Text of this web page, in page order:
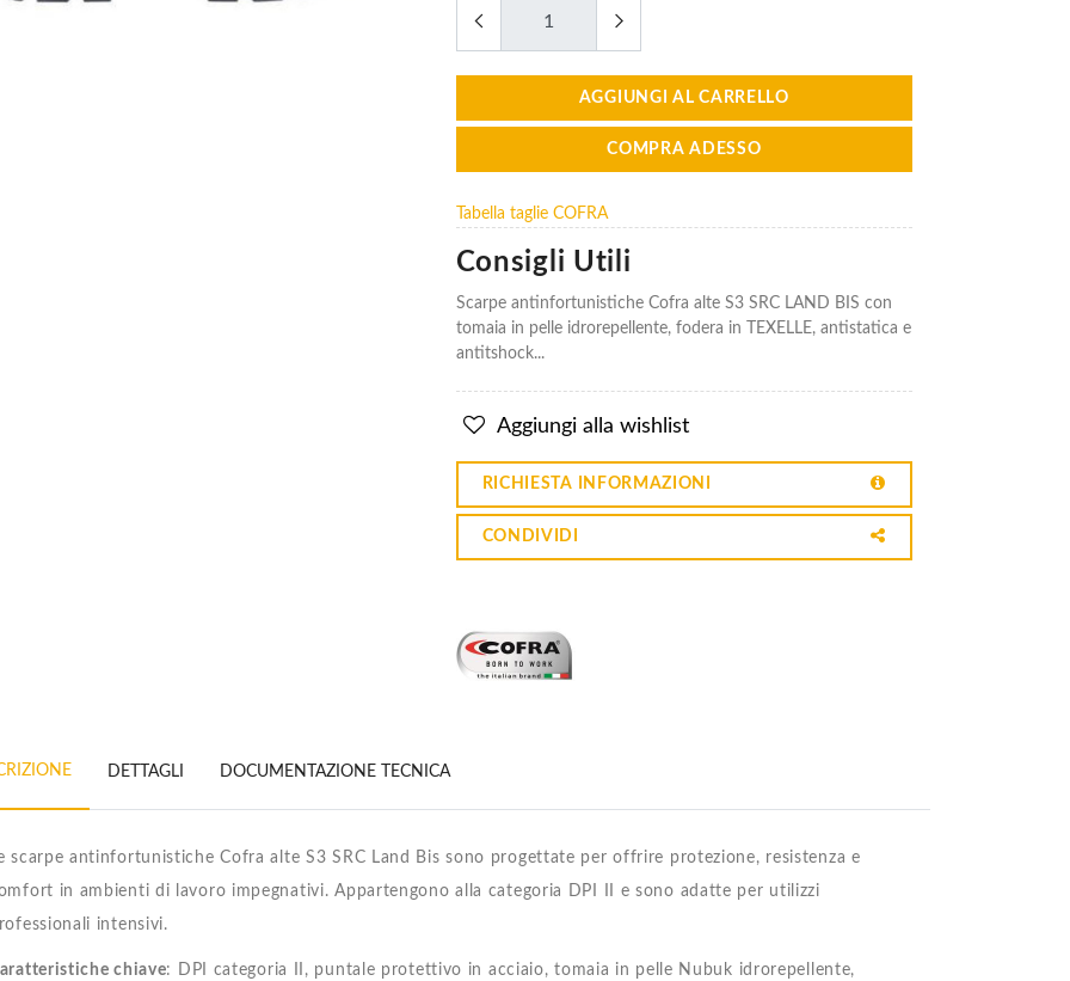
AGGIUNGI AL CARRELLO
COMPRA ADESSO
Tabella taglie COFRA
Consigli Utili
Scarpe antinfortunistiche Cofra alte S3 SRC LAND BIS con
tomaia in pelle idrorepellente, fodera in TEXELLE, antistatica e
antitshock...
Aggiungi alla wishlist
RICHIESTA INFORMAZIONI
CONDIVIDI
DETTAGLI DOCUMENTAZIONE TECNICA
scarpe antinfortunistiche Cofra alte S3 SRC Land Bis sono progettate per offrire protezione, resistenza e
in ambienti di lavoro impegnativi. Appartengono alla categoria DPI II e sono adatte per utilizzi
intensivi.
chiave: DPI categoria II, puntale protettivo in acciaio, tomaia in pelle Nubuk idrorepellente,